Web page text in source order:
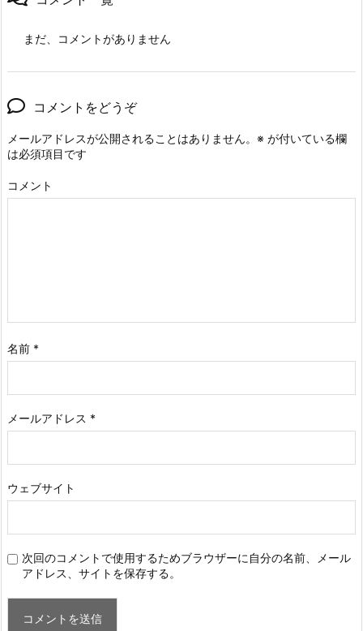
まだ、コメントがありません
コメントをどうぞ
メールアドレスが公開されることはありません。 ※ が付いている欄
は必須項目です
コメント
名前 *
メールアドレス *
ウェブサイト
次回のコメントで使用するためブラウザーに自分の名前、メール
アドレス、サイトを保存する。